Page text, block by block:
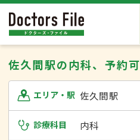
佐久間駅の内科、予約可
エリア・駅 佐久間駅
診療科目 内科